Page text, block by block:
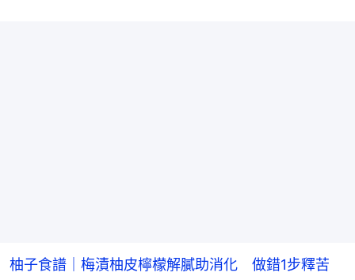
柚子食譜｜梅漬柚皮檸檬解膩助消化 做錯1步釋苦